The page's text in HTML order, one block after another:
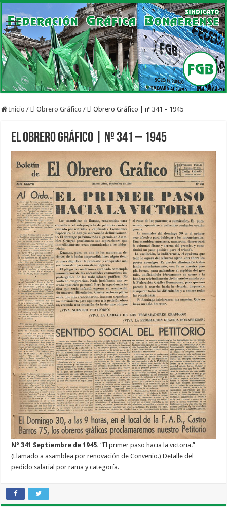
Inicio / El Obrero Gráfico / El Obrero Gráfico | nº 341 – 1945
El Obrero Gráfico | nº 341 – 1945
Nº 341 Septiembre de 1945.“El primer paso hacia la victoria.”
(Llamado a asamblea por renovación de Convenio.) Detalle del
pedido salarial por rama y categoría.